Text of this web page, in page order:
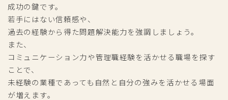
成功の鍵です。
若手にはない信頼感や、
過去の経験から得た問題解決能力を強調しましょう。
また、
コミュニケーション力や管理職経験を活かせる職場を探す
ことで、
未経験の業種であっても自然と自分の強みを活かせる場面
が増えます。